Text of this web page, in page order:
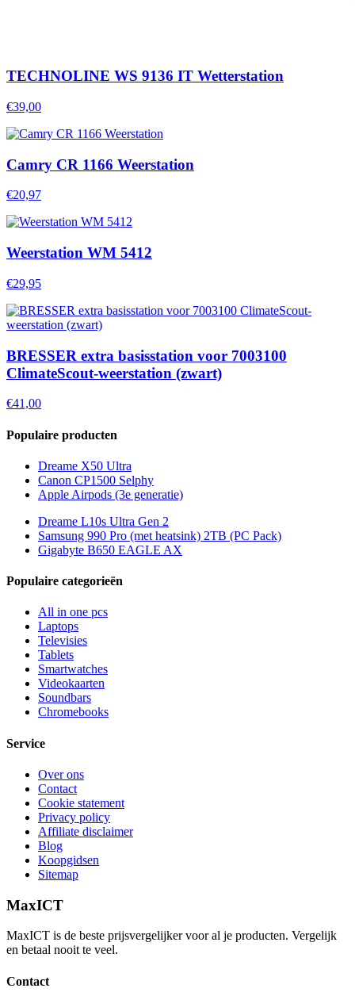
TECHNOLINE WS 9136 IT Wetterstation
€39,00
Camry CR 1166 Weerstation
€20,97
Weerstation WM 5412
€29,95
BRESSER extra basisstation voor 7003100
ClimateScout-weerstation (zwart)
€41,00
Populaire producten
Dreame X50 Ultra
Canon CP1500 Selphy
Apple Airpods (3e generatie)
Dreame L10s Ultra Gen 2
Samsung 990 Pro (met heatsink) 2TB (PC Pack)
Gigabyte B650 EAGLE AX
Populaire categorieën
All in one pcs
Laptops
Televisies
Tablets
Smartwatches
Videokaarten
Soundbars
Chromebooks
Service
Over ons
Contact
Cookie statement
Privacy policy
Affiliate disclaimer
Blog
Koopgidsen
Sitemap
MaxICT
MaxICT is de beste prijsvergelijker voor al je producten. Vergelijk
en betaal nooit te veel.
Contact